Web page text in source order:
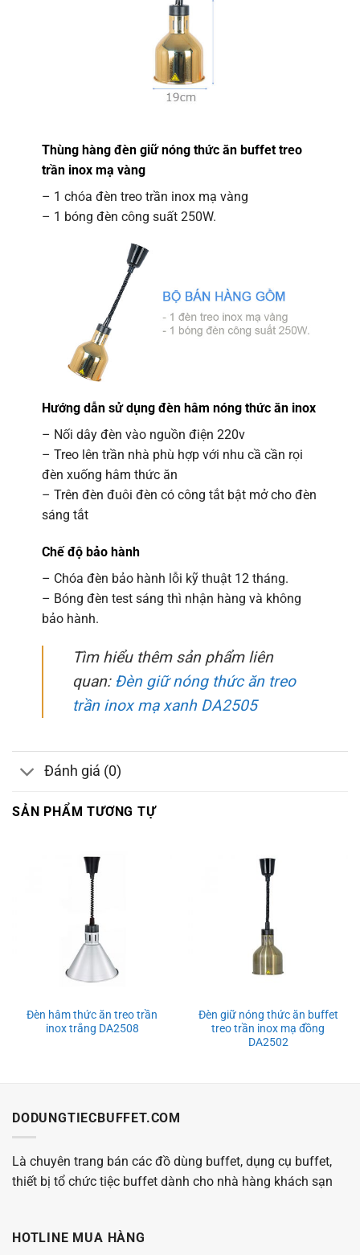
Thùng hàng đèn giữ nóng thức ăn buffet treo
trần inox mạ vàng
– 1 chóa đèn treo trần inox mạ vàng
– 1 bóng đèn công suất 250W.
Hướng dẫn sử dụng đèn hâm nóng thức ăn inox
– Nối dây đèn vào nguồn điện 220v
– Treo lên trần nhà phù hợp với nhu cầ cần rọi
đèn xuống hâm thức ăn
– Trên đèn đuôi đèn có công tắt bật mở cho đèn
sáng tắt
Chế độ bảo hành
– Chóa đèn bảo hành lỗi kỹ thuật 12 tháng.
– Bóng đèn test sáng thì nhận hàng và không
bảo hành.
Tìm hiểu thêm sản phẩm liên
quan: Đèn giữ nóng thức ăn treo
trần inox mạ xanh DA2505
Đánh giá (0)
SẢN PHẨM TƯƠNG TỰ
Đèn hâm thức ăn treo trần
inox trắng DA2508
Đèn giữ nóng thức ăn buffet
treo trần inox mạ đồng
DA2502
DODUNGTIECBUFFET.COM
Là chuyên trang bán các đồ dùng buffet, dụng cụ buffet,
thiết bị tổ chức tiệc buffet dành cho nhà hàng khách sạn
HOTLINE MUA HÀNG